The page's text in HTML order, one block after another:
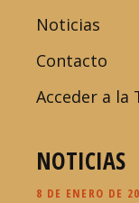
Noticias
Contacto
Acceder a la
NOTICIAS
8 DE ENERO DE